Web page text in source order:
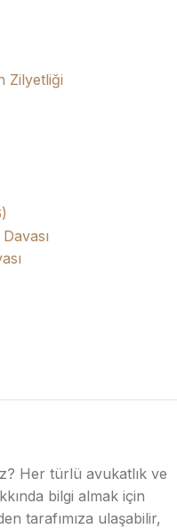
Zilyetliği
Her türlü avukatlık ve
bilgi almak için
tarafımıza ulaşabilir,